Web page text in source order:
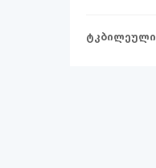
ტკბილეული